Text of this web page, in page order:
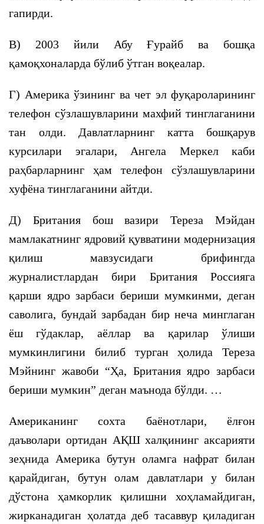
гапирди.
В) 2003 йили Абу Ғурайб ва бошқа
қамоқхоналарда бўлиб ўтган воқеалар.
Г) Америка ўзининг ва чет эл фуқароларининг
телефон сўзлашувларини махфий тинглаганини
тан олди. Давлатларнинг катта бошқарув
курсилари эгалари, Ангела Меркел каби
раҳбарларнинг ҳам телефон сўзлашувларини
хуфёна тинглаганини айтди.
Д) Британия бош вазири Тереза Мэйдан
мамлакатнинг ядровий қувватини модернизация
қилиш мавзусидаги брифингда
журналистлардан бири Британия Россияга
қарши ядро зарбаси бериши мумкинми, деган
саволига, бундай зарбадан бир неча минглаган
ёш гўдаклар, аёллар ва қарилар ўлиши
мумкинлигини билиб турган ҳолида Тереза
Мэйнинг жавоби “Ҳа, Британия ядро зарбаси
бериши мумкин” деган маънода бўлди. …
Американинг сохта баёнотлари, ёлғон
даъволари ортидан АҚШ халқининг аксарияти
зеҳнида Америка бутун оламга нафрат билан
қарайдиган, бутун олам давлатлари у билан
дўстона ҳамкорлик қилишни хоҳламайдиган,
жирканадиган ҳолатда деб тасаввур қиладиган